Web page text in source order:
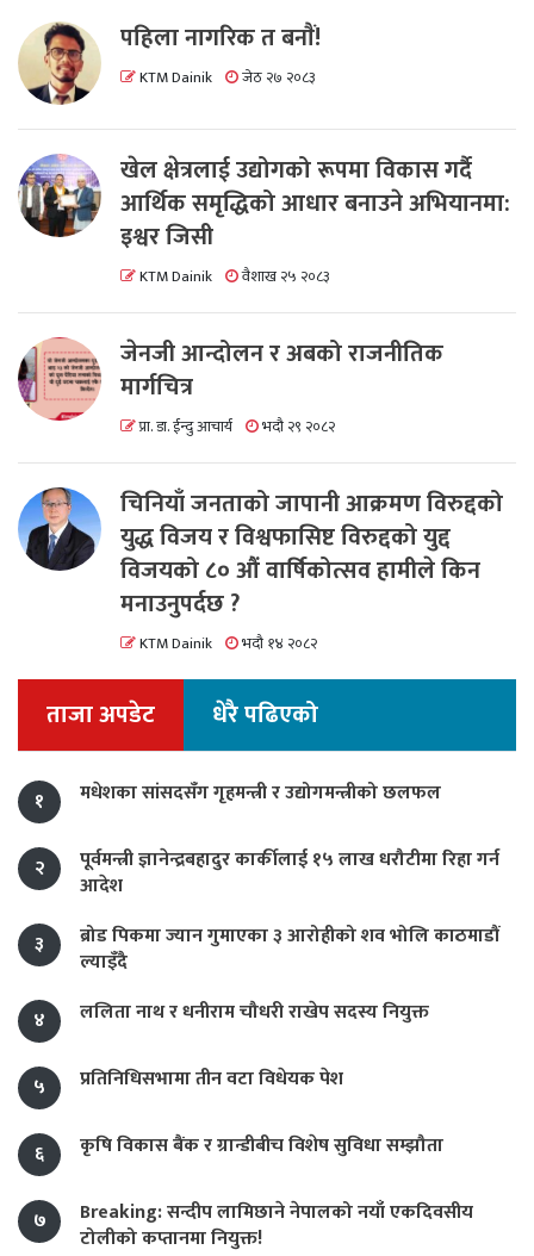
पहिला नागरिक त बनाैं!
KTM Dainik जेठ २७ २०८३
खेल क्षेत्रलाई उद्योगको रूपमा विकास गर्दै
आर्थिक समृद्धिको आधार बनाउने अभियानमा:
इश्वर जिसी
KTM Dainik वैशाख २५ २०८३
जेनजी आन्दोलन र अबको राजनीतिक
मार्गचित्र
प्रा. डा. ईन्दु आचार्य भदौ २९ २०८२
चिनियाँ जनताको जापानी आक्रमण विरुद्दको
युद्ध विजय र विश्वफासिष्ट विरुद्दको युद्द
विजयको ८० औं वार्षिकोत्सव हामीले किन
मनाउनुपर्दछ ?
KTM Dainik भदौ १४ २०८२
ताजा अपडेट धेरै पढिएको
१ मधेशका सांसदसँग गृहमन्त्री र उद्योगमन्त्रीको छलफल
२
पूर्वमन्त्री ज्ञानेन्द्रबहादुर कार्कीलाई १५ लाख धरौटीमा रिहा गर्न
आदेश
३
ब्रोड पिकमा ज्यान गुमाएका ३ आरोहीको शव भोलि काठमाडौं
ल्याइँदै
४
ललिता नाथ र धनीराम चौधरी राखेप सदस्य नियुक्त
५ प्रतिनिधिसभामा तीन वटा विधेयक पेश
६ कृषि विकास बैंक र ग्रान्डीबीच विशेष सुविधा सम्झौता
७
Breaking: सन्दीप लामिछाने नेपालको नयाँ एकदिवसीय
टोलीको कप्तानमा नियुक्त!